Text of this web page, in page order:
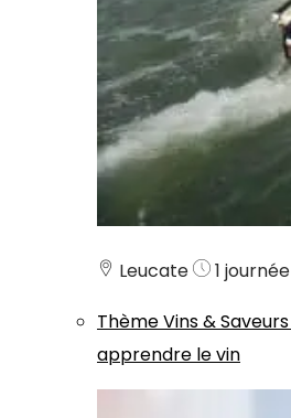
Leucate
1 journée
ThèmeVins & Saveurs
apprendre le vin